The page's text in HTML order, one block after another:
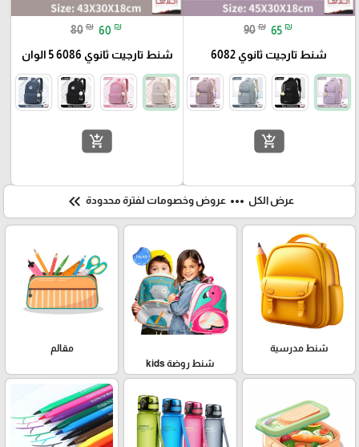
90 ₪ 65 ₪
شنط تارجيت ثانوي 6082
add_shopping_cart
80 ₪ 60 ₪
شنط تارجيت ثانوي 6086 5 الوان
add_shopping_cart
عرض الكل more_horiz عروض وخصومات لفترة محدودة keyboard_double_arrow_left
شنط مدرسية
شنط روضة kids
مقالم